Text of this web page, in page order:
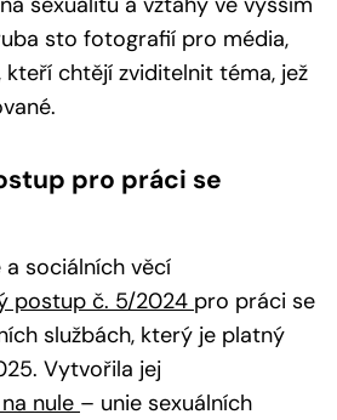
sto fotografií pro média,
kteří chtějí zviditelnit téma, jež
pro práci se
sociálních věcí
postup č. 5/2024 pro práci se
službách, který je platný
Vytvořila jej
nule – unie sexuálních